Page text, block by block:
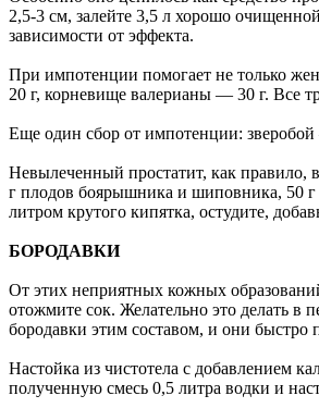
2,5-3 см, залейте 3,5 л хорошо
зависимости от эффекта.
При импотенции помогает не только
20 г, корневище валерианы — 30 г. Все
Еще один сбор от импотенции:
Невылеченный простатит, как правило,
г плодов боярышника и шиповника, 50 г
литром крутого кипятка, остудите,
БОРОДАВКИ
От этих неприятных кожных
отожмите сок. Желательно это делать в
бородавки этим составом, и они быстро
Настойка из чистотела с добавлением
полученную смесь 0,5 литра водки и